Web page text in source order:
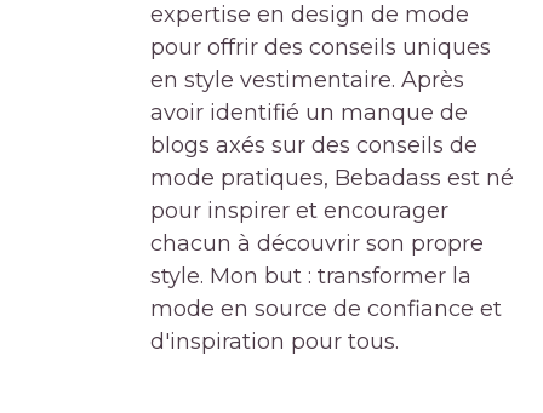
expertise en design de mode
pour offrir des conseils uniques
en style vestimentaire. Après
avoir identifié un manque de
blogs axés sur des conseils de
mode pratiques, Bebadass est né
pour inspirer et encourager
chacun à découvrir son propre
style. Mon but : transformer la
mode en source de confiance et
d'inspiration pour tous.